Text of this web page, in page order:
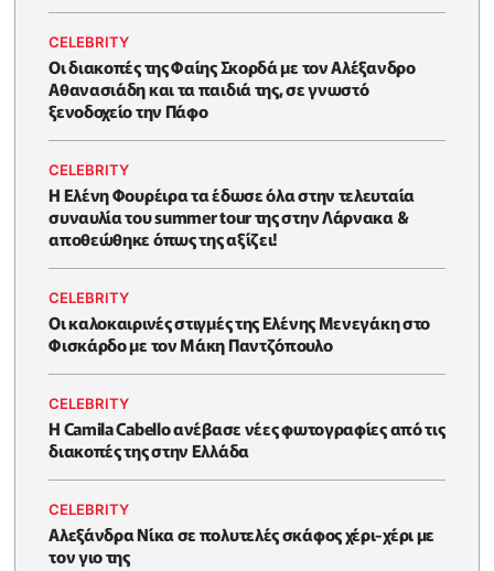
CELEBRITY
Οι διακοπές της Φαίης Σκορδά με τον Αλέξανδρο
Αθανασιάδη και τα παιδιά της, σε γνωστό
ξενοδοχείο την Πάφο
CELEBRITY
Η Ελένη Φουρέιρα τα έδωσε όλα στην τελευταία
συναυλία του summer tour της στην Λάρνακα &
αποθεώθηκε όπως της αξίζει!
CELEBRITY
Oι καλοκαιρινές στιγμές της Ελένης Μενεγάκη στο
Φισκάρδο με τον Μάκη Παντζόπουλο
CELEBRITY
Η Camila Cabello ανέβασε νέες φωτογραφίες από τις
διακοπές της στην Ελλάδα
CELEBRITY
Αλεξάνδρα Νίκα σε πολυτελές σκάφος χέρι-χέρι με
τον γιο της